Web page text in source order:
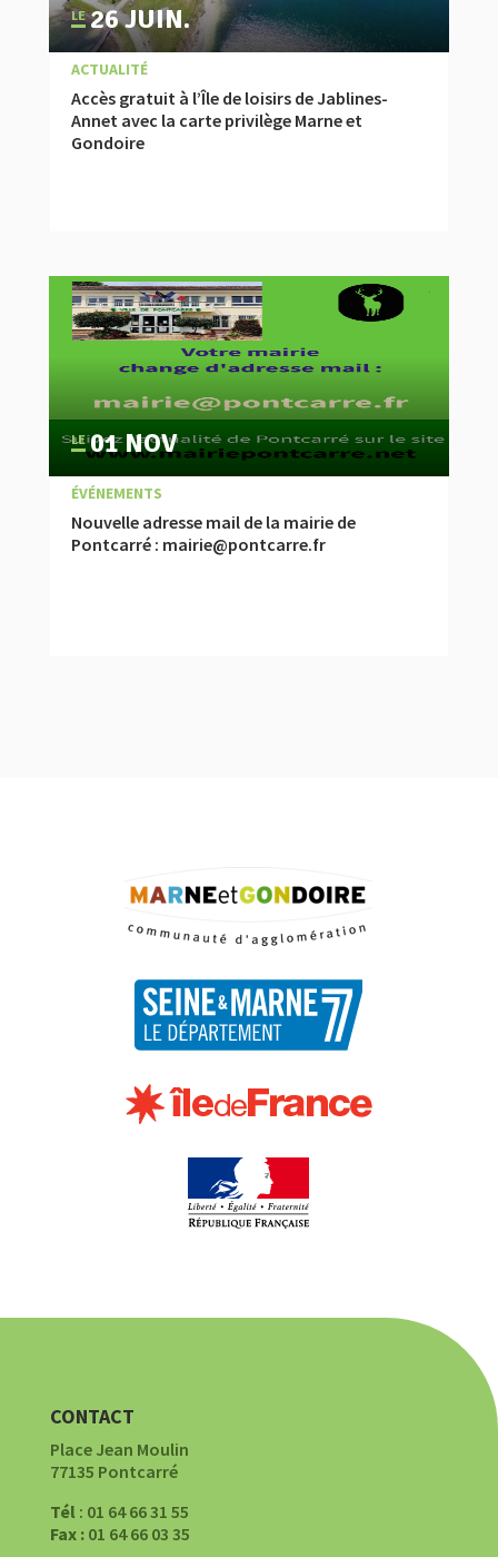
Accès gratuit à l’Île de loisirs de Jablines-
Annet avec la carte privilège Marne et
Gondoire
26 JUIN.
À LA UNE
ACTUALITÉ
Nouvelle adresse mail de la mairie de
Pontcarré : mairie@pontcarre.fr
01 NOV
À LA UNE
ACTUALITÉ
ÉVÉNEMENTS
CONTACT
Place Jean Moulin
77135 Pontcarré
Tél: 01 64 66 31 55
Fax :01 64 66 03 35